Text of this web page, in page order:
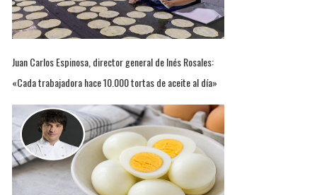
Juan Carlos Espinosa, director general de Inés Rosales:
«Cada trabajadora hace 10.000 tortas de aceite al día»